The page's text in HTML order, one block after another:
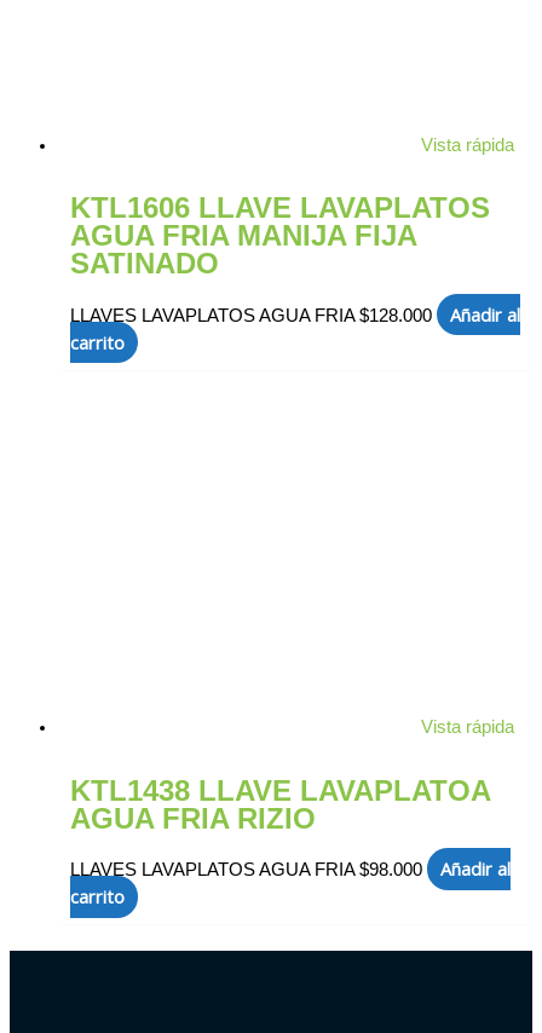
Vista rápida
KTL1606 LLAVE LAVAPLATOS
AGUA FRIA MANIJA FIJA
SATINADO
LLAVES LAVAPLATOS AGUA FRIA$128.000
Añadir al
carrito
Vista rápida
KTL1438 LLAVE LAVAPLATOA
AGUA FRIA RIZIO
LLAVES LAVAPLATOS AGUA FRIA$98.000
Añadir al
carrito